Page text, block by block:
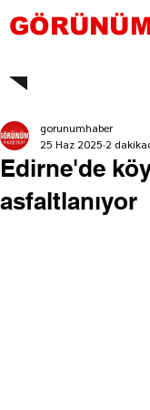
Edirne'de
asfaltlanıyor
gorunumhaber
25 Haz 2025 2